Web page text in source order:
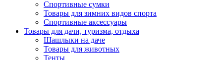
Спортивные сумки
Товары для зимних видов спорта
Спортивные аксессуары
Товары для дачи, туризма, отдыха
Шашлыки на даче
Товары для животных
Тенты